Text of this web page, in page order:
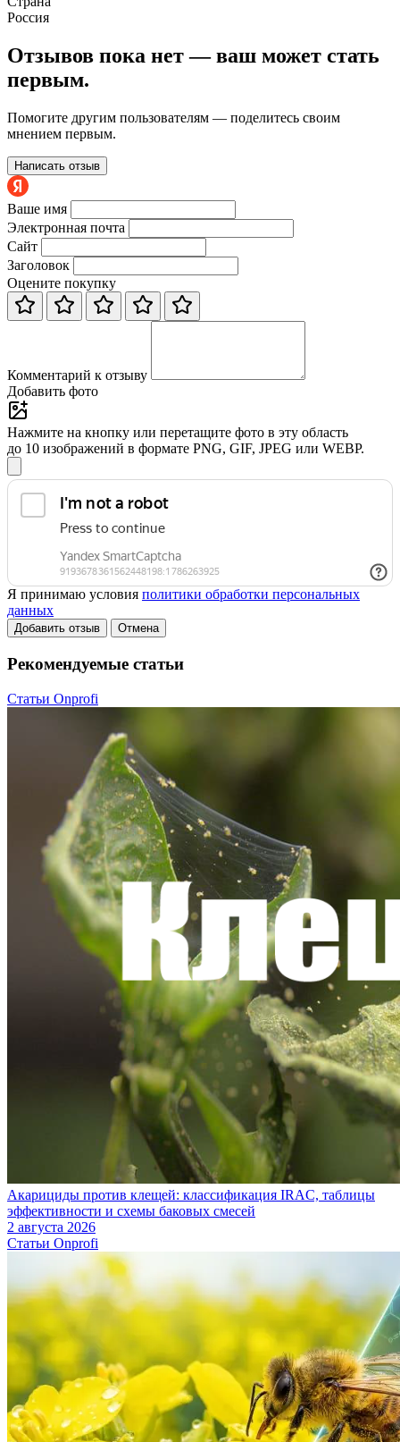
Россия
Отзывов пока нет — ваш может стать
первым.
Помогите другим пользователям — поделитесь своим
мнением первым.
Написать отзыв
Ваше имя
Электронная почта
Сайт
Заголовок
Оцените покупку
Комментарий к отзыву
Добавить фото
Нажмите на кнопку или перетащите фото в эту область
до 10 изображений в формате PNG, GIF, JPEG или WEBP.
Я принимаю условия политики обработки персональных
данных
Добавить отзыв Отмена
Рекомендуемые статьи
Статьи Onprofi
Акарициды против клещей: классификация IRAC, таблицы
эффективности и схемы баковых смесей
2 августа 2026
Статьи Onprofi